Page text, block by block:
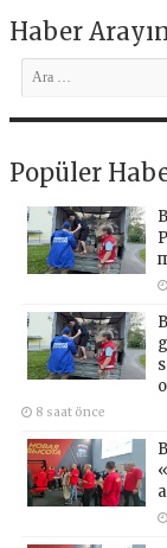
Haber
Popüler
8 saat önce